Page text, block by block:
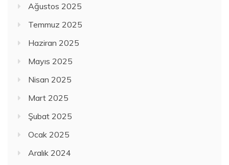
Ağustos 2025
Temmuz 2025
Haziran 2025
Mayıs 2025
Nisan 2025
Mart 2025
Şubat 2025
Ocak 2025
Aralık 2024